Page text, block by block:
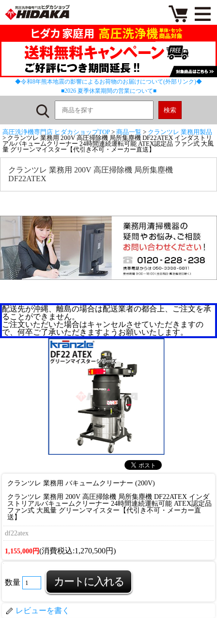
◆令和8年熊本地震の影響によるお荷物のお届けについて(外部リンク)◆
■2026 夏季休業期間の営業について■
高圧洗浄機専門店 ヒダカショップTOP > 商品一覧 > クランツレ 業務用製品
> クランツレ 業務用 200V 高圧掃除機 局所集塵機 DF22ATEX インダストリ
アルバキュームクリーナー 24時間連続運転可能 ATEX認定品 ファン式 大風
量 グリーンマイスター【代引き不可・メーカー直送】
クランツレ 業務用 200V 高圧掃除機 局所集塵機
DF22ATEX
配送先が沖縄、離島の場合は配送業者の都合上、ご注文を承
ることができません。
ご注文いただいた場合はキャンセルさせていただきますの
で、何卒ご了承いただきますようお願いいたします。
クランツレ 業務用 バキュームクリーナー (200V)
クランツレ 業務用 200V 高圧掃除機 局所集塵機 DF22ATEX インダ
ストリアルバキュームクリーナー 24時間連続運転可能 ATEX認定品
ファン式 大風量 グリーンマイスター【代引き不可・メーカー直
送】
df22atex
1,155,000円(消費税込:1,270,500円)
数量
レビューを書く